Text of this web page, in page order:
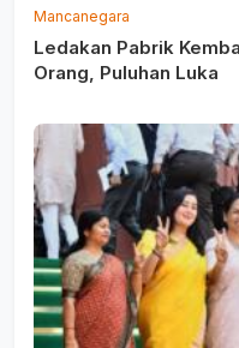
Mancanegara
Ledakan Pabrik
Orang, Puluhan Luka